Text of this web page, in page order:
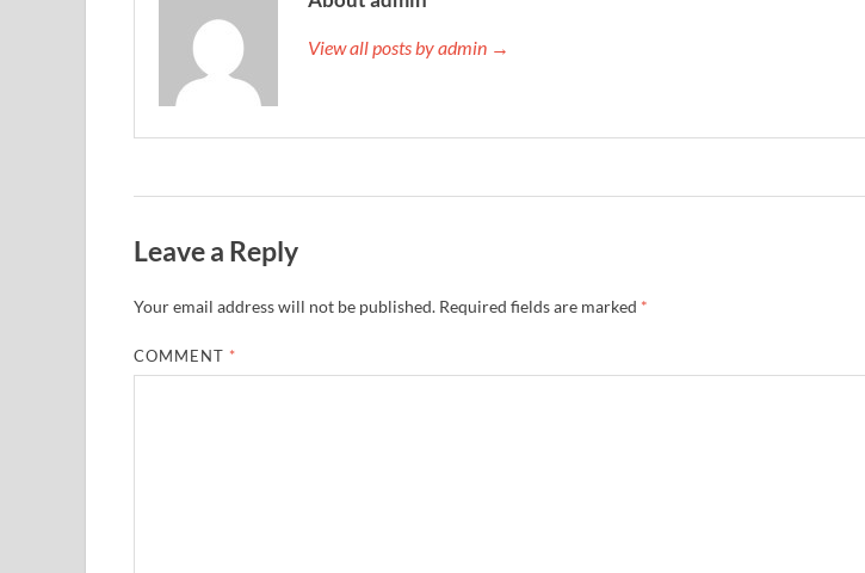
View all posts by admin →
Leave a Reply
Your email address will not be published. Required fields are marked *
COMMENT *